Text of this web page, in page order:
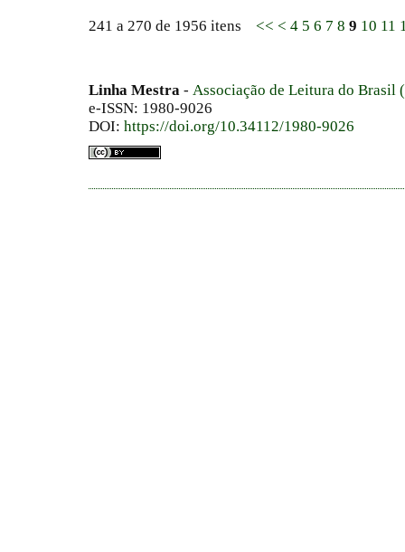
241 a 270 de 1956 itens << < 4 5 6 7 8 9 10 11
Linha Mestra - Associação de Leitura do Brasil
e-ISSN: 1980-9026
DOI: https://doi.org/10.34112/1980-9026